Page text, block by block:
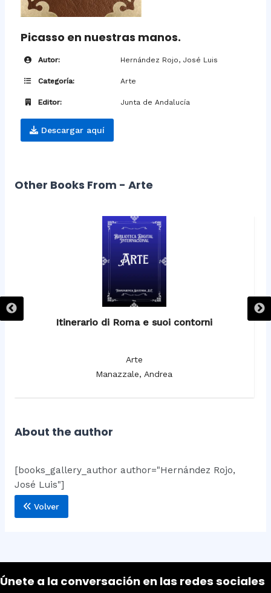
Picasso en nuestras manos.
Autor: Hernández Rojo, José Luis
Categoría: Arte
Editor: Junta de Andalucía
Descargar aquí
Other Books From - Arte
Itinerario di Roma e suoi contorni
Arte
Manazzale, Andrea
About the author
[books_gallery_author author="Hernández Rojo,
José Luis"]
Volver
Únete a la conversación en las redes sociales